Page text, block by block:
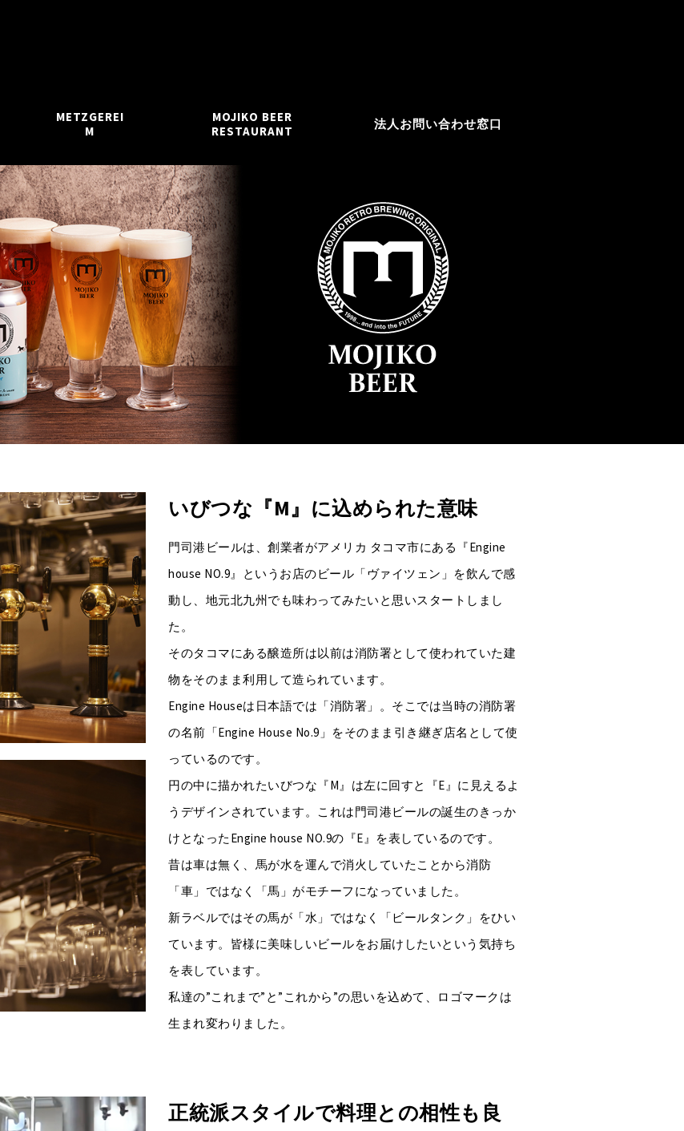
METZGEREI
M
MOJIKO BEER
RESTAURANT
法人お問い合わせ窓口
いびつな『M』に込められた意味
門司港ビールは、創業者がアメリカ タコマ市にある『Engine
house NO.9』というお店のビール「ヴァイツェン」を飲んで感
動し、地元北九州でも味わってみたいと思いスタートしまし
た。
そのタコマにある醸造所は以前は消防署として使われていた建
物をそのまま利用して造られています。
Engine Houseは日本語では「消防署」。そこでは当時の消防署
の名前「Engine House No.9」をそのまま引き継ぎ店名として使
っているのです。
円の中に描かれたいびつな『M』は左に回すと『E』に見えるよ
うデザインされています。これは門司港ビールの誕生のきっか
けとなったEngine house NO.9の『E』を表しているのです。
昔は車は無く、馬が水を運んで消火していたことから消防
「車」ではなく「馬」がモチーフになっていました。
新ラベルではその馬が「水」ではなく「ビールタンク」をひい
ています。皆様に美味しいビールをお届けしたいという気持ち
を表しています。
私達の”これまで”と”これから”の思いを込めて、ロゴマークは
生まれ変わりました。
正統派スタイルで料理との相性も良